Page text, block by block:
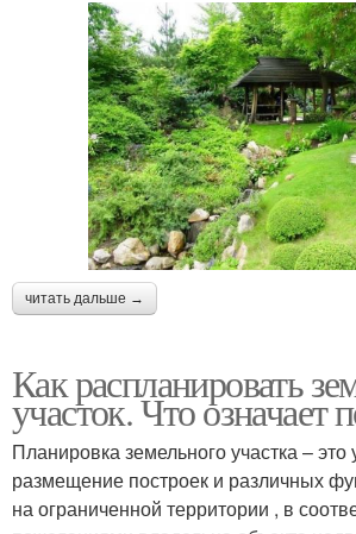
читать дальше →
Как распланировать
участок. Что означает
Планировка земельного участка –
размещение построек и различных
на ограниченной территории , в